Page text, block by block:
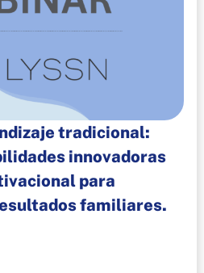
tradicional:
innovadoras
para
familiares.